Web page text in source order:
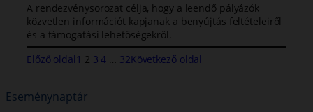
A rendezvénysorozat célja, hogy a leendő pályázók
közvetlen információt kapjanak a benyújtás feltételeiről
és a támogatási lehetőségekről.
Előző oldal 1 2 3 4 … 32Következő oldal
Eseménynaptár